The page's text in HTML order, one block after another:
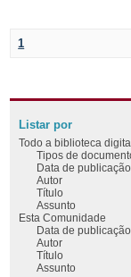
1
Listar por
Todo a biblioteca
Tipos de
Data de publicação
Autor
Título
Assunto
Esta Comunidade
Data de publicação
Autor
Título
Assunto